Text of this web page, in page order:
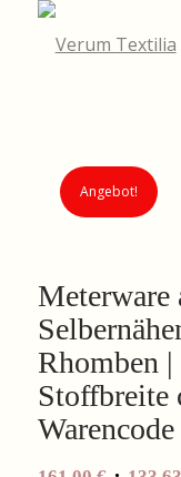
Angebot!
Meterware
Rhomben |
Stoffbreite